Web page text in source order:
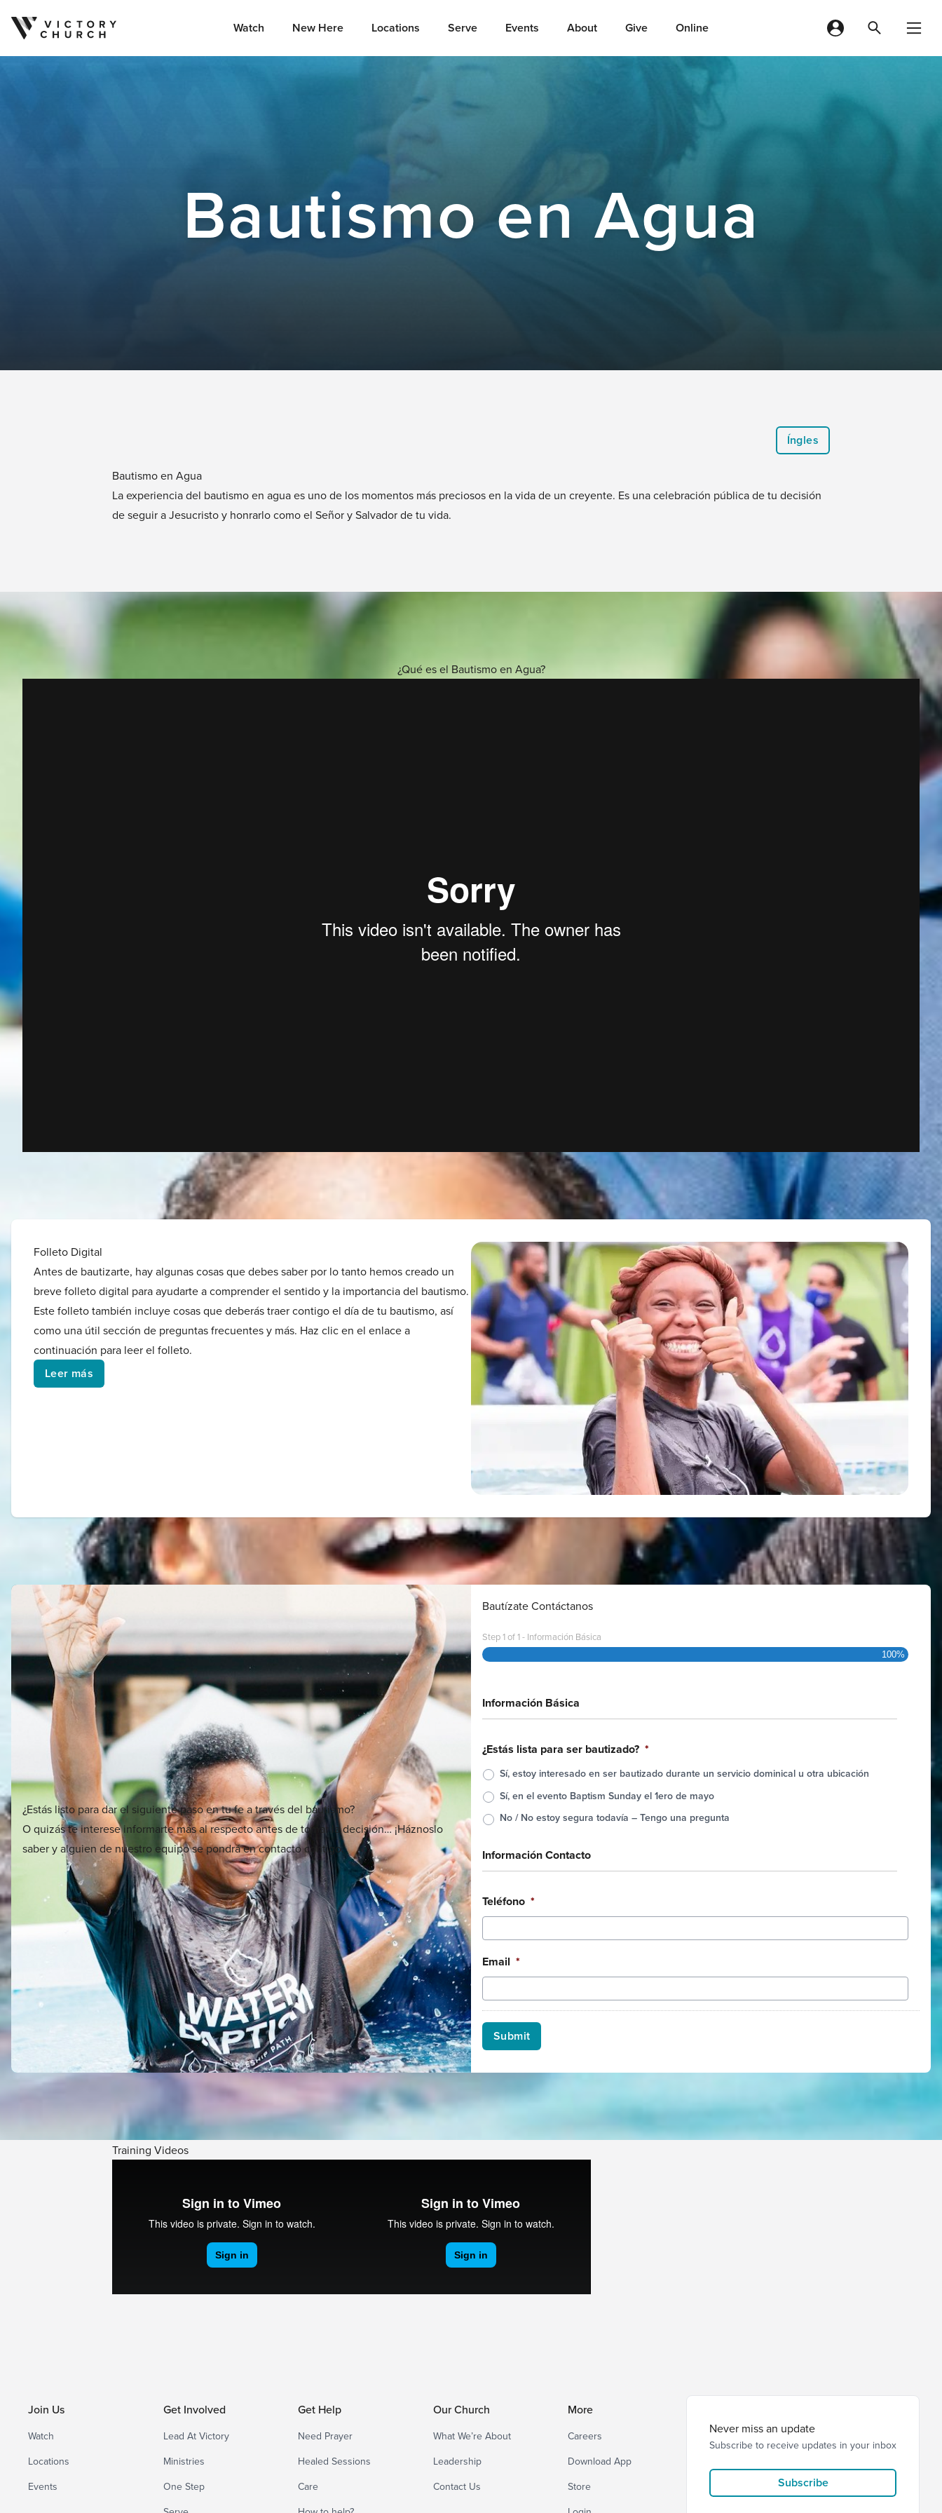
Skip to content Watch New Here Locations Serve Events About Give Online
Bautismo en Agua
Íngles
Bautismo en Agua
La experiencia del bautismo en agua es uno de los momentos más preciosos en la vida de un creyente. Es una celebración pública de tu decisión
de seguir a Jesucristo y honrarlo como el Señor y Salvador de tu vida.
¿Qué es el Bautismo en Agua?
Folleto Digital
Antes de bautizarte, hay algunas cosas que debes saber por lo tanto hemos creado un
breve folleto digital para ayudarte a comprender el sentido y la importancia del bautismo.
Este folleto también incluye cosas que deberás traer contigo el día de tu bautismo, así
como una útil sección de preguntas frecuentes y más. Haz clic en el enlace a
continuación para leer el folleto.
Leer más
¿Estás listo para dar el siguiente paso en tu fe a través del bautismo?
O quizás te interese informarte más al respecto antes de tomar la decisión… ¡Háznoslo
saber y alguien de nuestro equipo se pondrá en contacto contigo.
Bautízate Contáctanos
Step1of1- Información Básica
100%
Información Básica
¿Estás lista para ser bautizado? *
Sí, estoy interesado en ser bautizado durante un servicio dominical u otra ubicación
Sí, en el evento Baptism Sunday el 1ero de mayo
No / No estoy segura todavía – Tengo una pregunta
Información Contacto
Teléfono *
Email *
Training Videos
Join Us
Watch
Locations
Events
Get Involved
Lead At Victory
Ministries
One Step
Get Help
Need Prayer
Healed Sessions
Care
Our Church
What We’re About
Leadership
Contact Us
More
Careers
Download App
Store
Never miss an update
Subscribe to receive updates in your inbox
Subscribe